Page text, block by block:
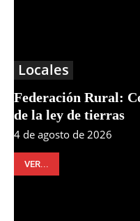
Locales
Federación Rural:
de la ley de tierras
4 de agosto de 2026
VER...